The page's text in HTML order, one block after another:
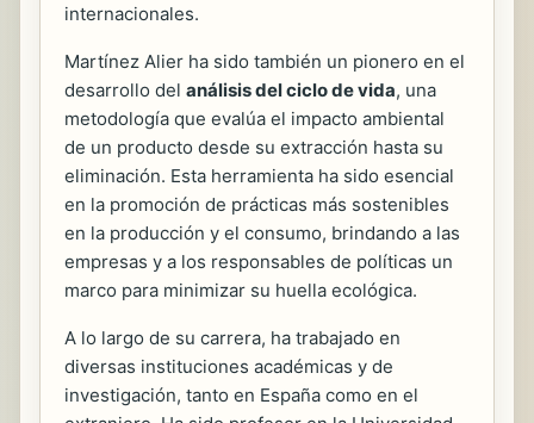
internacionales.
Martínez Alier ha sido también un pionero en el
desarrollo del análisis del ciclo de vida, una
metodología que evalúa el impacto ambiental
de un producto desde su extracción hasta su
eliminación. Esta herramienta ha sido esencial
en la promoción de prácticas más sostenibles
en la producción y el consumo, brindando a las
empresas y a los responsables de políticas un
marco para minimizar su huella ecológica.
A lo largo de su carrera, ha trabajado en
diversas instituciones académicas y de
investigación, tanto en España como en el